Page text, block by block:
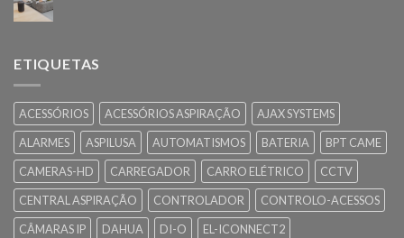
ETIQUETAS
ACESSÓRIOS ACESSÓRIOS ASPIRAÇÃO
AJAX SYSTEMS
ALARMES
ASPILUSA AUTOMATISMOS BATERIA
BPT CAME
CAMERAS-HD
CARREGADOR CARRO ELÉTRICO
CCTV
CENTRAL ASPIRAÇÃO
CONTROLADOR
CONTROLO-ACESSOS
CÂMARAS IP
DAHUA DI-O
EL-ICONNECT2